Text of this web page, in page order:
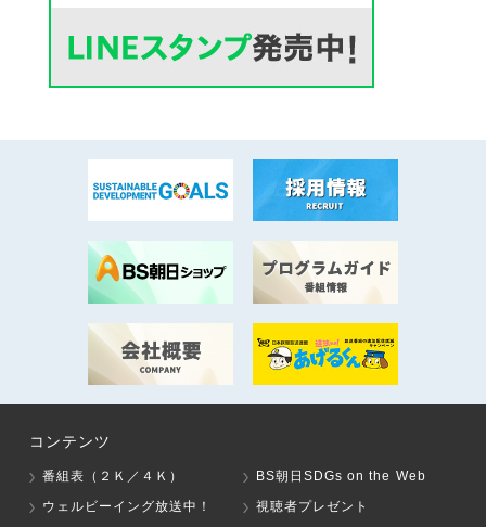
コンテンツ
番組表（２Ｋ／４Ｋ）
BS朝日SDGs on the Web
ウェルビーイング放送中！
視聴者プレゼント